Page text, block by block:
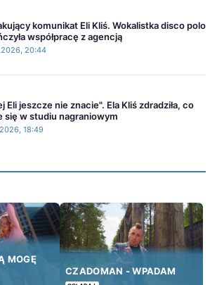
komunikat Eli Kliś. Wokalistka disco polo
współpracę z agencją
20:44
Eli jeszcze nie znacie". Ela Kliś zdradziła, co
się w studiu nagraniowym
18:49
MOGĘ
CZADOMAN - WPADAM